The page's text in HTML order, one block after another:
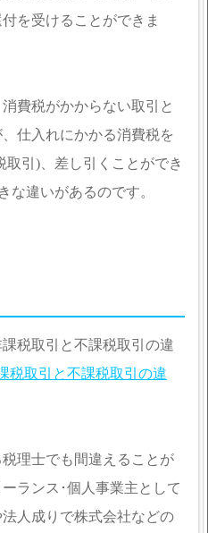
を受けることができま
費税がかからない取引と
仕入れにかかる消費税を
引)、差し引くことができ
な違いがあるのです。
税取引と不課税取引の違
税取引と不課税取引の違
理士でも間違えることが
ランス･個人事業主として
人成りで株式会社などの